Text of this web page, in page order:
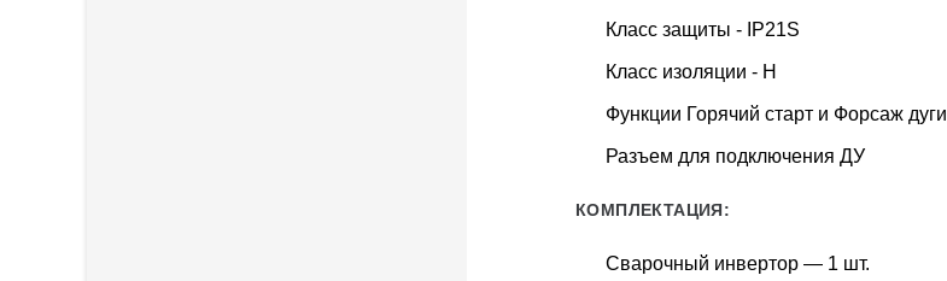
Класс защиты - IP21S
Класс изоляции - H
Функции Горячий старт и Форсаж дуги
Разъем для подключения ДУ
КОМПЛЕКТАЦИЯ:
Сварочный инвертор — 1 шт.